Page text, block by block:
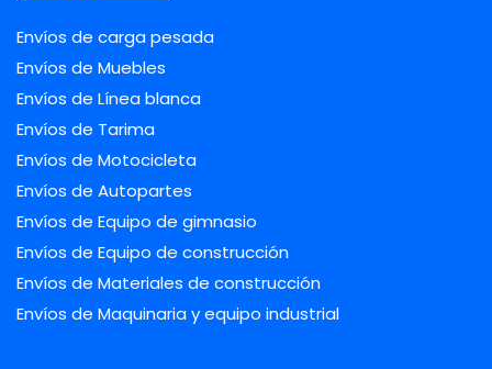
Envíos de carga pesada
Envíos de Muebles
Envíos de Línea blanca
Envíos de Tarima
Envíos de Motocicleta
Envíos de Autopartes
Envíos de Equipo de gimnasio
Envíos de Equipo de construcción
Envíos de Materiales de construcción
Envíos de Maquinaria y equipo industrial